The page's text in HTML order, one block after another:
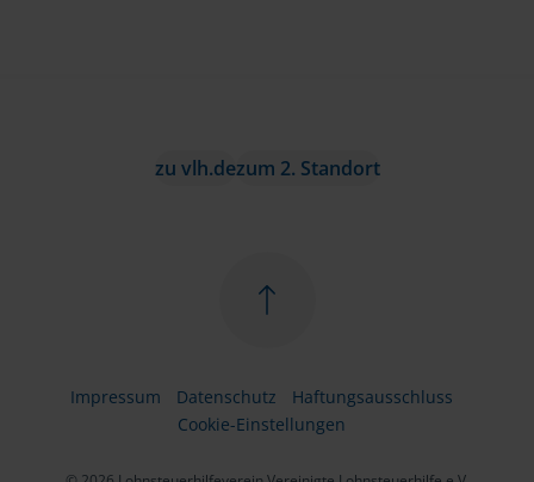
zu vlh.dezum 2. Standort
Impressum Datenschutz
Haftungsausschluss
Cookie-Einstellungen